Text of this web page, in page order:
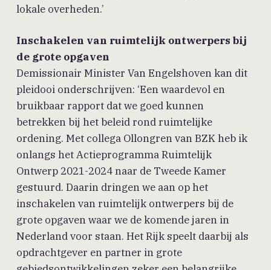
lokale overheden.’
Inschakelen van ruimtelijk ontwerpers bij
de grote opgaven
Demissionair Minister Van Engelshoven kan dit
pleidooi onderschrijven: ‘Een waardevol en
bruikbaar rapport dat we goed kunnen
betrekken bij het beleid rond ruimtelijke
ordening. Met collega Ollongren van BZK heb ik
onlangs het Actieprogramma Ruimtelijk
Ontwerp 2021-2024 naar de Tweede Kamer
gestuurd. Daarin dringen we aan op het
inschakelen van ruimtelijk ontwerpers bij de
grote opgaven waar we de komende jaren in
Nederland voor staan. Het Rijk speelt daarbij als
opdrachtgever en partner in grote